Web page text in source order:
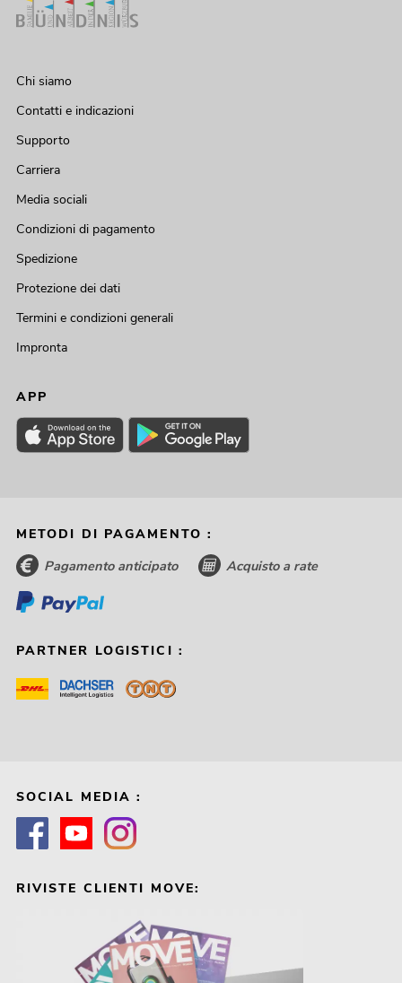
Chi siamo
Contatti e indicazioni
Supporto
Carriera
Media sociali
Condizioni di pagamento
Spedizione
Protezione dei dati
Termini e condizioni generali
Impronta
APP
METODI DI PAGAMENTO :
Pagamento anticipato Acquisto a rate
PARTNER LOGISTICI :
SOCIAL MEDIA :
RIVISTE CLIENTI MOVE: